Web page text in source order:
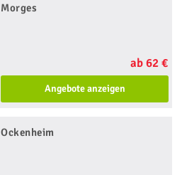
Morges
ab 62 €
Angebote anzeigen
Ockenheim